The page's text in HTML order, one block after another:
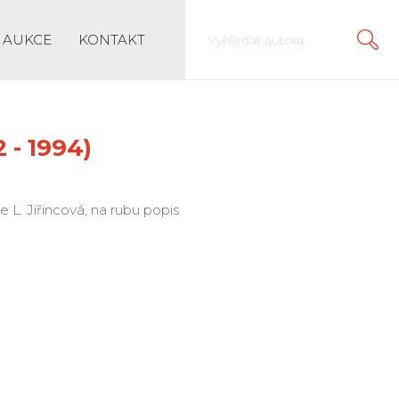
AUKCE KONTAKT
- 1994)
L. Jiřincová, na rubu popis